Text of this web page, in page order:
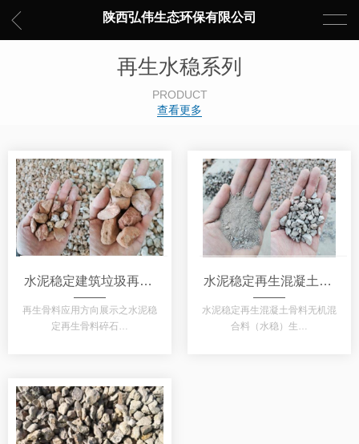
陕西弘伟生态环保有限公司
再生水稳系列
PRODUCT
查看更多
水泥稳定建筑垃圾再生骨料碎石（简称水稳）
再生骨料应用方向展示之水泥稳
定再生骨料碎石…
水泥稳定再生混凝土骨料无机混合料
水泥稳定再生混凝土骨料无机混
合料（水稳）生…